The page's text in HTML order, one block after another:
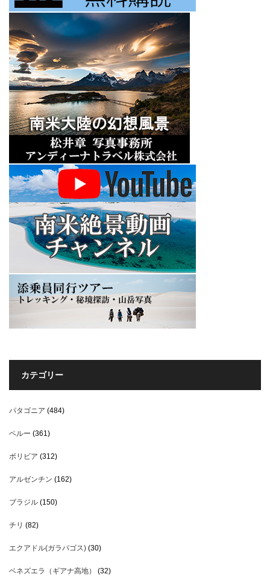
カテゴリー
パタゴニア (484)
ペルー (361)
ボリビア (312)
アルゼンチン (162)
ブラジル (150)
チリ (82)
エクアドル(ガラパゴス) (30)
ベネズエラ（ギアナ高地） (32)